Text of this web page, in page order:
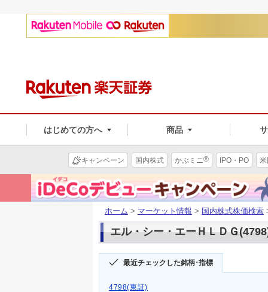
はじめての方へ 商品
キャンペーン 国内株式 かぶミニ® IPO・PO
ホーム > マーケット情報 > 国内株式株価検索
エル・シー・エーＨＬＤＧ
最近チェックした銘柄･指標
4798(東証)